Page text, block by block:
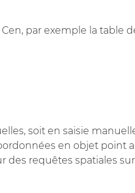
par exemple la table
soit en saisie
en objet point
des requêtes spatiales